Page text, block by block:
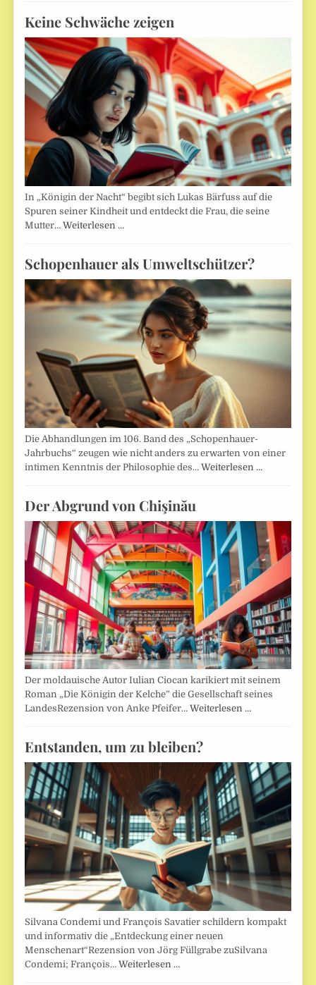
Keine Schwäche zeigen
In „Königin der Nacht“ begibt sich Lukas Bärfuss auf die
Spuren seiner Kindheit und entdeckt die Frau, die seine
Mutter…Weiterlesen …
Schopenhauer als Umweltschützer?
Die Abhandlungen im 106. Band des „Schopenhauer-
Jahrbuchs“ zeugen wie nicht anders zu erwarten von einer
intimen Kenntnis der Philosophie des…Weiterlesen …
Der Abgrund von Chişinău
Der moldauische Autor Iulian Ciocan karikiert mit seinem
Roman „Die Königin der Kelche” die Gesellschaft seines
LandesRezension von Anke Pfeifer…Weiterlesen …
Entstanden, um zu bleiben?
Silvana Condemi und François Savatier schildern kompakt
und informativ die „Entdeckung einer neuen
Menschenart“Rezension von Jörg Füllgrabe zuSilvana
Condemi; François…Weiterlesen …